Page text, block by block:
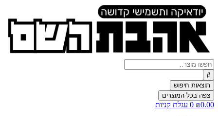
Search
...
תוצאות חיפוש
צפה בכל המוצרים
₪0.00
0 עגלת קניות